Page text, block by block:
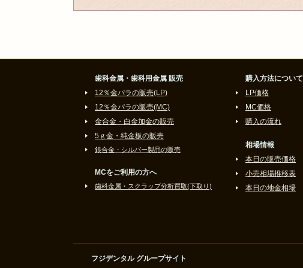
歯科金属・歯科用金属 販売
12％金パラの販売(LP)
12％金パラの販売(MC)
金合金・白金加金の販売
5ｇ金・純金板の販売
銀合金・シルバー製品の販売
MCをご利用の方へ
歯科金属・スクラップ分析買取(下取り)
購入方法について
LP価格
MC価格
購入の流れ
相場情報
本日の販売価格
小売相場推移表
本日の地金相場
フジデンタル グループサイト